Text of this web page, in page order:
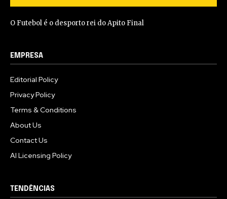
O Futebol é o desporto rei do Apito Final
EMPRESA
Editorial Policy
Privacy Policy
Terms & Conditions
About Us
Contact Us
AI Licensing Policy
TENDÊNCIAS